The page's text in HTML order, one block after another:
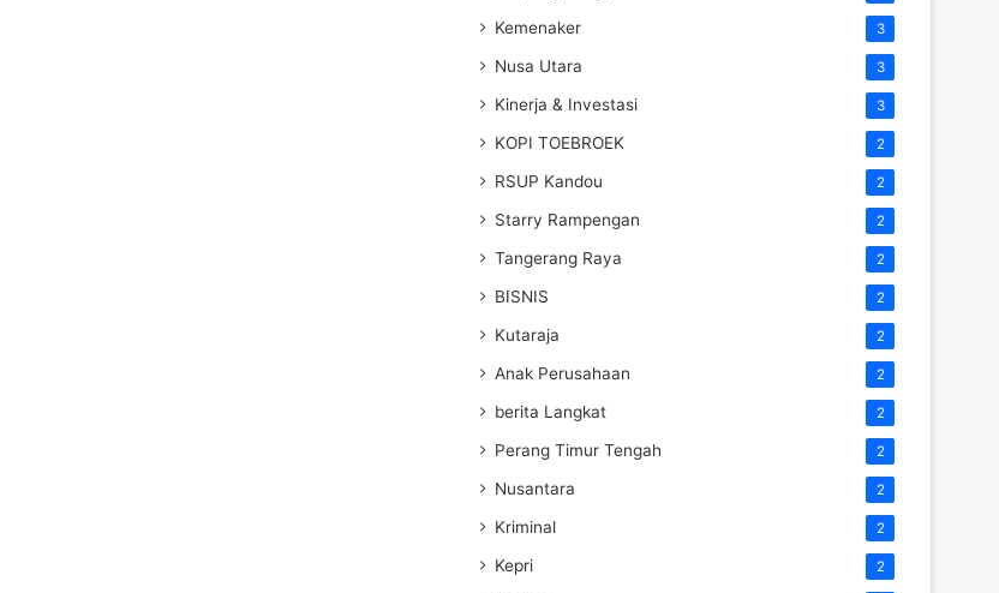
Kemenaker 3
Nusa Utara 3
Kinerja & Investasi 3
KOPI TOEBROEK 2
RSUP Kandou 2
Starry Rampengan 2
Tangerang Raya 2
BISNIS 2
Kutaraja 2
Anak Perusahaan 2
berita Langkat 2
Perang Timur Tengah 2
Nusantara 2
Kriminal 2
Kepri 2